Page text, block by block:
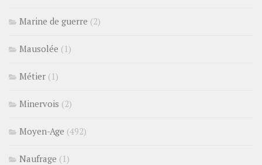
Marine de guerre (2)
Mausolée (1)
Métier (1)
Minervois (2)
Moyen-Age (492)
Naufrage (1)